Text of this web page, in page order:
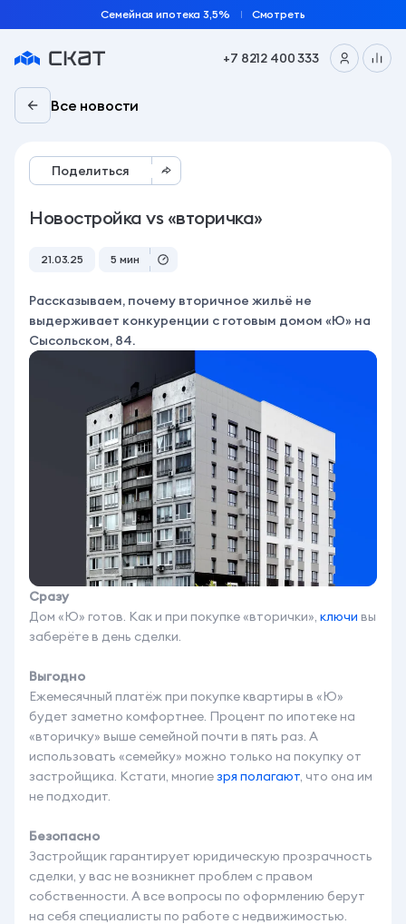
Семейная ипотека 3,5% Смотреть
+7 8212 400 333
Все новости
Поделиться
Новостройка vs «вторичка»
21.03.25 5 мин
Рассказываем, почему вторичное жильё не
выдерживает конкуренции с готовым домом «Ю» на
Сысольском, 84.
Сразу
Дом «Ю» готов. Как и при покупке «вторички», ключи вы
заберёте в день сделки.
Выгодно
Ежемесячный платёж при покупке квартиры в «Ю»
будет заметно комфортнее. Процент по ипотеке на
«вторичку» выше семейной почти в пять раз. А
использовать «семейку» можно только на покупку от
застройщика. Кстати, многиезря полагают, что она им
не подходит.
Безопасно
Застройщик гарантирует юридическую прозрачность
сделки, у вас не возникнет проблем с правом
собственности. А все вопросы по оформлению берут
на себя специалисты по работе с недвижимостью.